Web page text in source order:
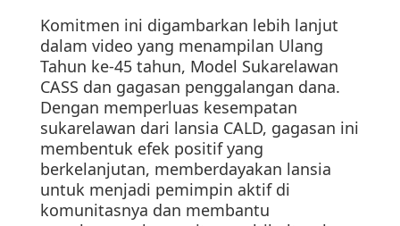
Komitmen ini digambarkan lebih lanjut
dalam video yang menampilan Ulang
Tahun ke-45 tahun, Model Sukarelawan
CASS dan gagasan penggalangan dana.
Dengan memperluas kesempatan
sukarelawan dari lansia CALD, gagasan ini
membentuk efek positif yang
berkelanjutan, memberdayakan lansia
untuk menjadi pemimpin aktif di
komunitasnya dan membantu